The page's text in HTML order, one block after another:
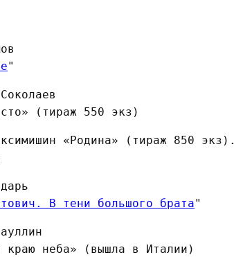
"
(тираж 550 экз)
«Родина» (тираж 850 экз).
В тени большого брата"
краю неба» (вышла в Италии)